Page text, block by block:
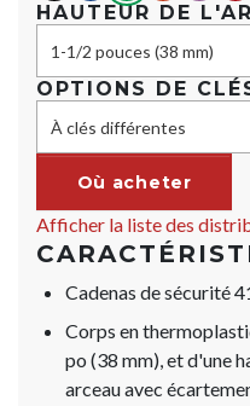
HAUTEUR DE
1-1/2 pouces (38 mm)
OPTIONS DE
À clés différentes
Où acheter
Afficher la liste des
Cadenas de sécurité
Corps en
po (38 mm), et d'une
arceau avec